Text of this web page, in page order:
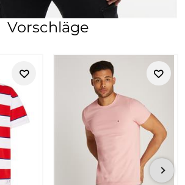
Vorschläge